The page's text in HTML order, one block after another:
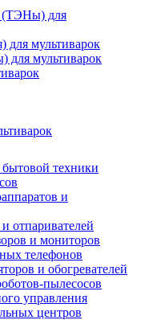
(ТЭНы) для
для мультиварок
для мультиварок
бытовой техники
и
отпаривателей
и мониторов
телефонов
и обогревателей
пылесосов
управления
центров